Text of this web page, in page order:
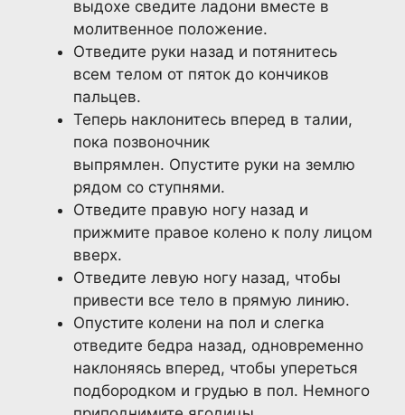
выдохе сведите ладони вместе в
молитвенное положение.
Отведите руки назад и потянитесь
всем телом от пяток до кончиков
пальцев.
Теперь наклонитесь вперед в талии,
пока позвоночник
выпрямлен. Опустите руки на землю
рядом со ступнями.
Отведите правую ногу назад и
прижмите правое колено к полу лицом
вверх.
Отведите левую ногу назад, чтобы
привести все тело в прямую линию.
Опустите колени на пол и слегка
отведите бедра назад, одновременно
наклоняясь вперед, чтобы упереться
подбородком и грудью в пол. Немного